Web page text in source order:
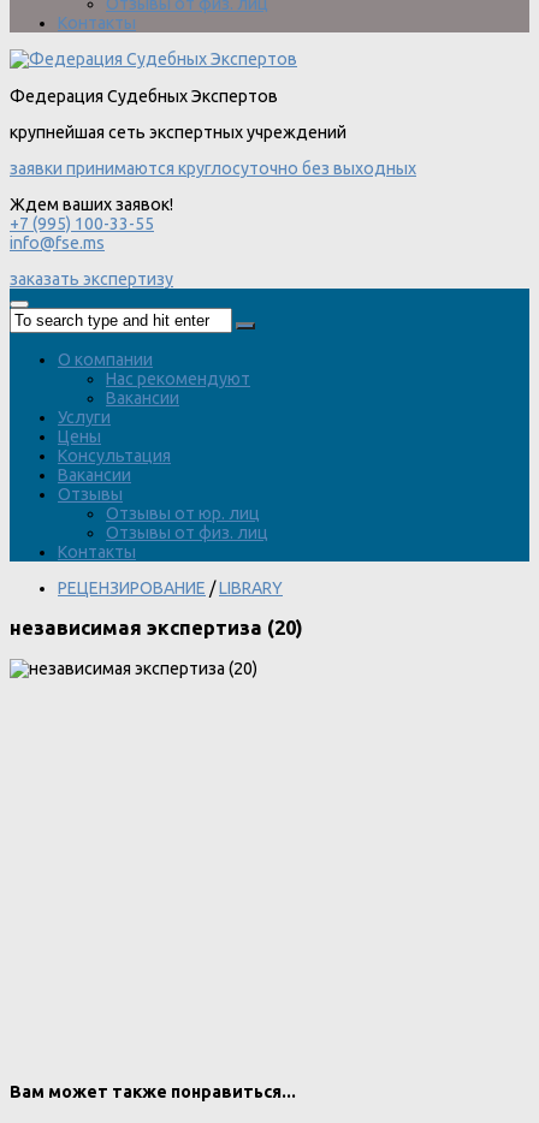
Отзывы от физ. лиц
Контакты
Федерация Судебных Экспертов
крупнейшая сеть экспертных учреждений
заявки принимаются круглосуточно без выходных
Ждем ваших заявок!
+7 (995) 100-33-55
info@fse.ms
заказать экспертизу
О компании
Нас рекомендуют
Вакансии
Услуги
Цены
Консультация
Вакансии
Отзывы
Отзывы от юр. лиц
Отзывы от физ. лиц
Контакты
РЕЦЕНЗИРОВАНИЕ /LIBRARY
независимая экспертиза (20)
Вам может также понравиться...